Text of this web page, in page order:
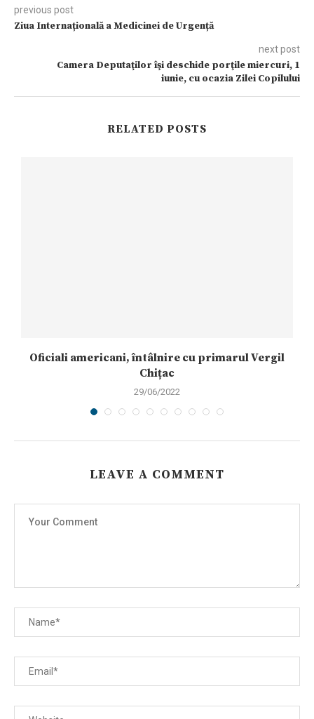
previous post
Ziua Internațională a Medicinei de Urgență
next post
Camera Deputaţilor îşi deschide porţile miercuri, 1
iunie, cu ocazia Zilei Copilului
RELATED POSTS
Oficiali americani, întâlnire cu primarul Vergil
Chițac
29/06/2022
LEAVE A COMMENT